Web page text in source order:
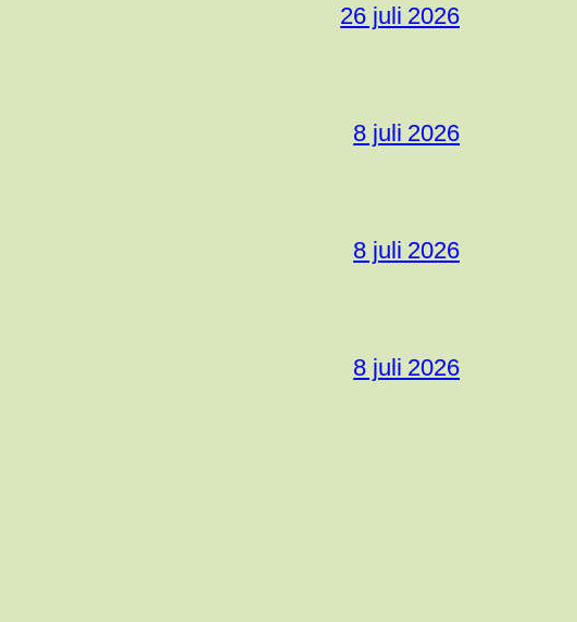
26 juli 2026
8 juli 2026
8 juli 2026
8 juli 2026